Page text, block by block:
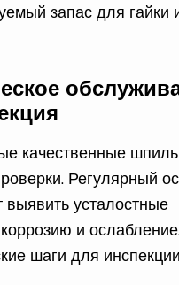
запас для гайки
качественные
Регулярный
выявить усталостные
и
шаги для